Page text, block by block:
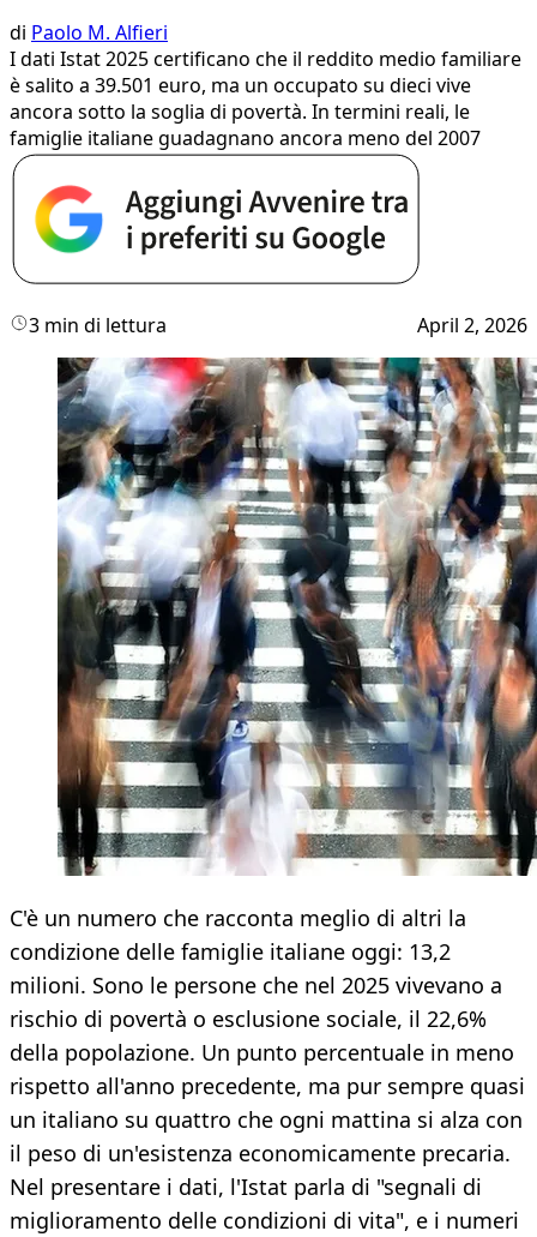
di Paolo M. Alfieri
I dati Istat 2025 certificano che il reddito medio familiare
è salito a 39.501 euro, ma un occupato su dieci vive
ancora sotto la soglia di povertà. In termini reali, le
famiglie italiane guadagnano ancora meno del 2007
3 min di lettura April 2, 2026
C'è un numero che racconta meglio di altri la
condizione delle famiglie italiane oggi: 13,2
milioni. Sono le persone che nel 2025 vivevano a
rischio di povertà o esclusione sociale, il 22,6%
della popolazione. Un punto percentuale in meno
rispetto all'anno precedente, ma pur sempre quasi
un italiano su quattro che ogni mattina si alza con
il peso di un'esistenza economicamente precaria.
Nel presentare i dati, l'Istat parla di "segnali di
miglioramento delle condizioni di vita", e i numeri